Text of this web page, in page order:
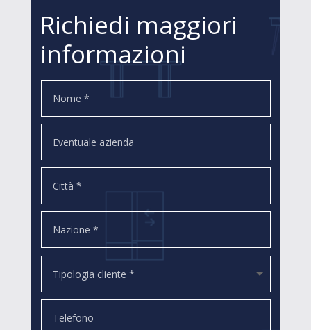
Richiedi maggiori
informazioni